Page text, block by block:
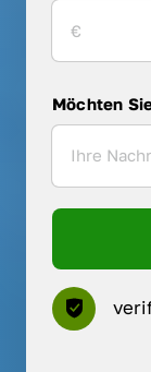
Möchten